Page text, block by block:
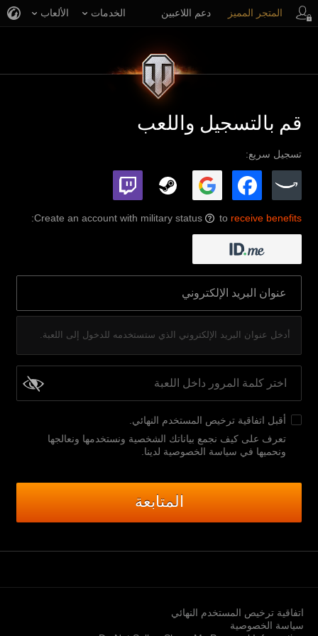
الألعاب الخدمات المتجر المميز دعم اللاعبين
قم بالتسجيل واللعب
تسجيل سريع:
Create an account with military status ? to receive benefits
:
أدخل عنوان البريد الإلكتروني الذي ستستخدمه للدخول إلى اللعبة.
أقبل اتفاقية ترخيص المستخدم النهائي
تعرف على كيف نجمع بياناتك الشخصية ونستخدمها ونعالجها
ونحميها في سياسة الخصوصية لدينا
المتابعة
اتفاقية ترخيص المستخدم النهائي
سياسة الخصوصية